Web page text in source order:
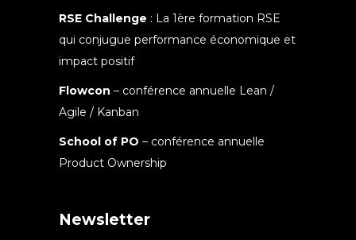
RSE Challenge : La 1ère formation RSE
qui conjugue performance économique et
impact positif
Flowcon – conférence annuelle Lean /
Agile / Kanban
School of PO – conférence annuelle
Product Ownership
Newsletter